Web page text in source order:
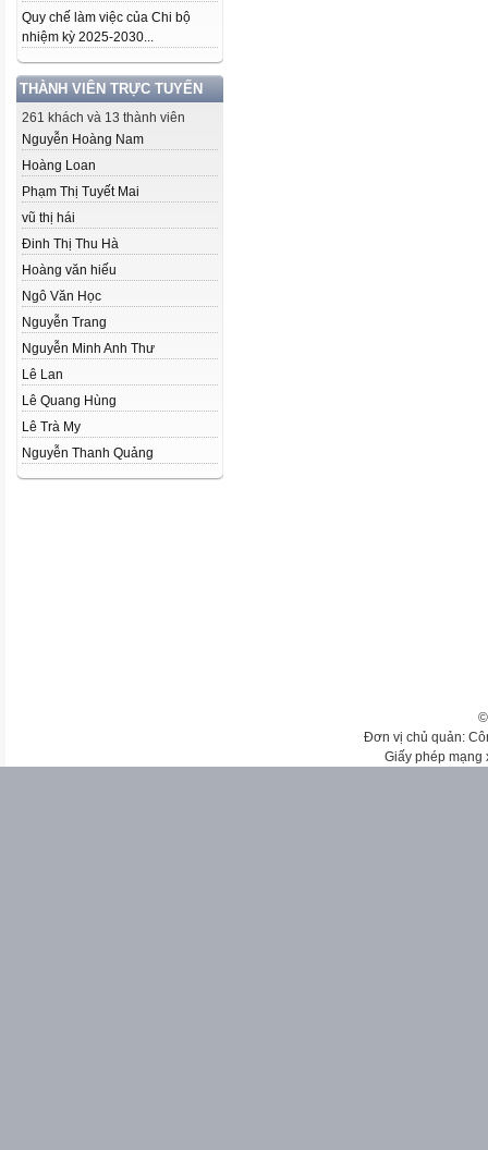
Quy chế làm việc của Chi bộ
nhiệm kỳ 2025-2030...
THÀNH VIÊN TRỰC TUYẾN
261 khách và 13 thành viên
Nguyễn Hoàng Nam
Hoàng Loan
Phạm Thị Tuyết Mai
vũ thị hái
Đinh Thị Thu Hà
Hoàng văn hiếu
Ngô Văn Học
Nguyễn Trang
Nguyễn Minh Anh Thư
Lê Lan
Lê Quang Hùng
Lê Trà My
Nguyễn Thanh Quảng
Đơn vị chủ quản:
Giấy phép mạng